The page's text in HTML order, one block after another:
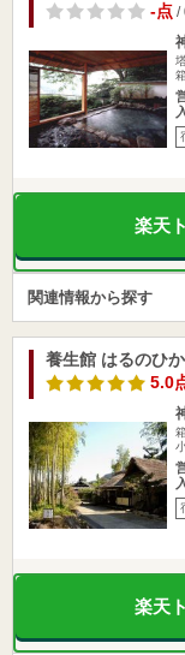
-点/
楽天
関連情報から探す
養生館 はるのひか
5.0
楽天